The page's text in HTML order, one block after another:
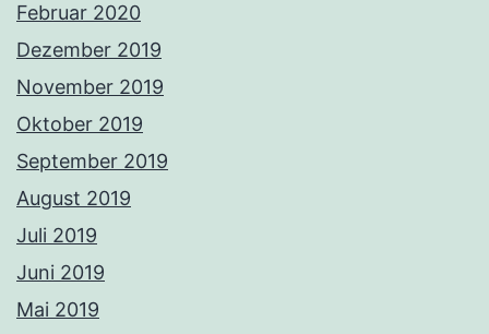
Februar 2020
Dezember 2019
November 2019
Oktober 2019
September 2019
August 2019
Juli 2019
Juni 2019
Mai 2019